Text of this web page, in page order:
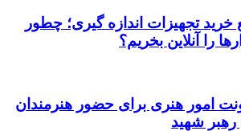
خرید تجهیزات اندازه گیری؛ چطور
را آنلاین بخریم؟
امور هنری برای حضور هنرمندان
رهبر شهید